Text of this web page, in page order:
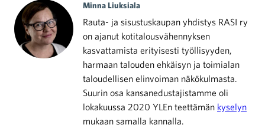
Minna Liuksiala
Rauta- ja sisustuskaupan yhdistys RASI ry
on ajanut kotitalousvähennyksen
kasvattamista erityisesti työllisyyden,
harmaan talouden ehkäisyn ja toimialan
taloudellisen elinvoiman näkökulmasta.
Suurin osa kansanedustajistamme oli
lokakuussa 2020 YLEn teettämän kyselyn
mukaan samalla kannalla.